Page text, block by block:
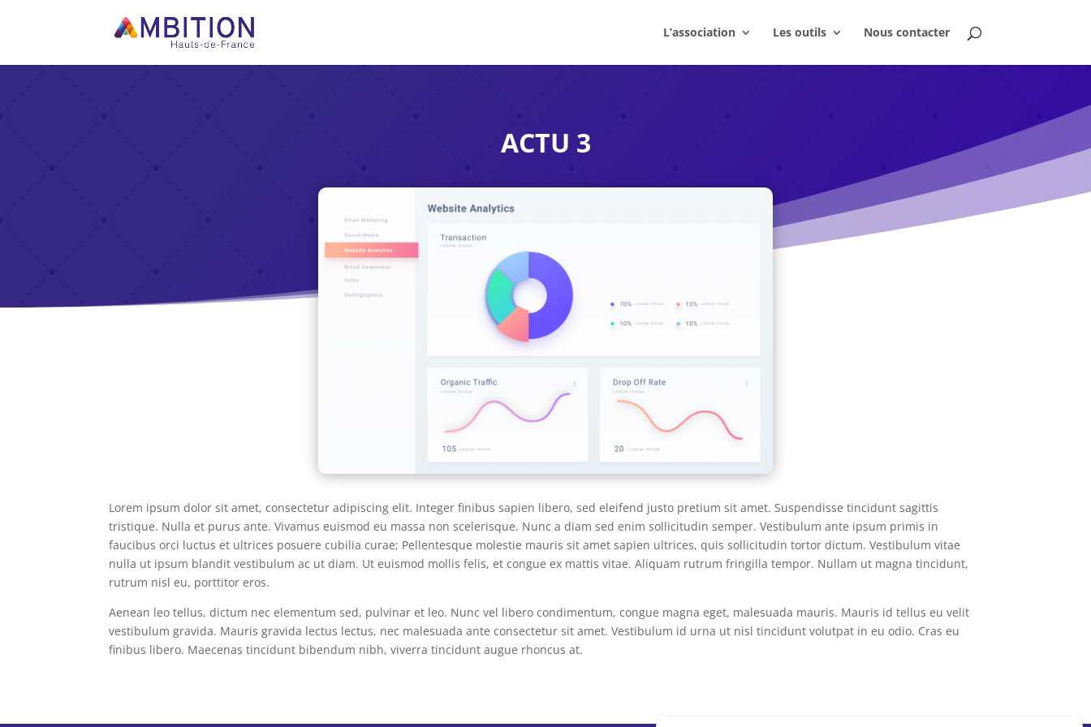
L’association Les outils Nous contacter
ACTU 3
Lorem ipsum dolor sit amet, consectetur adipiscing elit. Integer finibus sapien libero, sed eleifend justo pretium sit amet. Suspendisse tincidunt sagittis
tristique. Nulla et purus ante. Vivamus euismod eu massa non scelerisque. Nunc a diam sed enim sollicitudin semper. Vestibulum ante ipsum primis in
faucibus orci luctus et ultrices posuere cubilia curae; Pellentesque molestie mauris sit amet sapien ultrices, quis sollicitudin tortor dictum. Vestibulum vitae
nulla ut ipsum blandit vestibulum ac ut diam. Ut euismod mollis felis, et congue ex mattis vitae. Aliquam rutrum fringilla tempor. Nullam ut magna tincidunt,
rutrum nisl eu, porttitor eros.
Aenean leo tellus, dictum nec elementum sed, pulvinar et leo. Nunc vel libero condimentum, congue magna eget, malesuada mauris. Mauris id tellus eu velit
vestibulum gravida. Mauris gravida lectus lectus, nec malesuada ante consectetur sit amet. Vestibulum id urna ut nisl tincidunt volutpat in eu odio. Cras eu
finibus libero. Maecenas tincidunt bibendum nibh, viverra tincidunt augue rhoncus at.